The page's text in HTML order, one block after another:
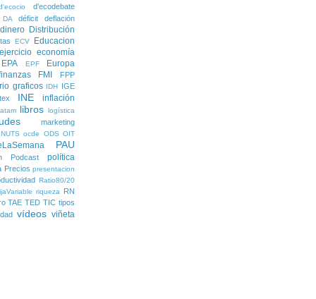
d'ecodebate
DA déficit deflación
dinero Distribución
ECV
Educacion
economía
EPA
EPF
Europa
FMI FPP
graficos IDH IGE
INE inflación
libros logística
marketing
NUTS ocde ODS OIT
PAU
Podcast política
Precios presentacion
Ratio80/20
riqueza
RN
TAE TED TIC tipos
vídeos viñeta